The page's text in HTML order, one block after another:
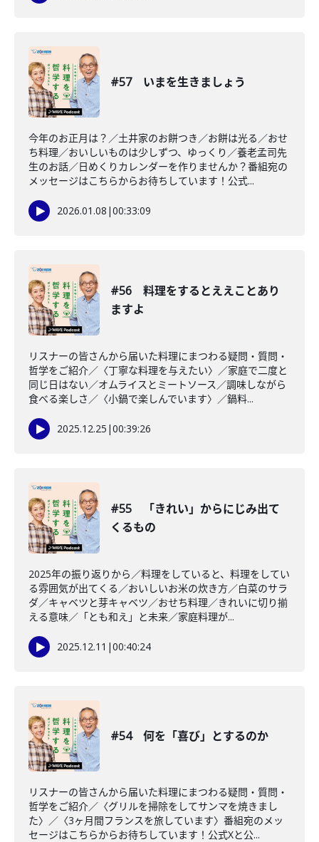
#57 いまを生きましょう
今年のお正月は？／土井家のお餅つき／お餅は光る／おせ
ち料理／おいしいものは少しずつ、ゆっくり／養老孟司先
生のお話／日めくりカレンダーを作りませんか？番組宛の
メッセージはこちらからお待ちしています！公式...
2026.01.08 |00:33:09
#56 料理をするとええことあり
ますよ
リスナーの皆さんから届いた料理にまつわる疑問・質問・
哲学をご紹介／〈丁寧な料理を与えたい〉／家庭で二度と
同じ日はない／オムライスとミートソース／調味しながら
食べる楽しさ／〈小鍋で楽しんでいます〉／鍋料...
2025.12.25 |00:39:26
#55 「きれい」からにじみ出て
くるもの
2025年の振り返りから／料理をしていると、料理をしてい
る雰囲気が出てくる／おいしいお米の炊き方／白菜のサラ
ダ／キャベツと芽キャベツ／おせち料理／きれいに切り揃
える意味／「とも和え」と未来／家庭料理が...
2025.12.11 |00:40:24
#54 何を「喜び」とするのか
リスナーの皆さんから届いた料理にまつわる疑問・質問・
哲学をご紹介／〈グリルを掃除をしてサンマを焼きまし
た〉／〈3ヶ月間フランスを旅しています〉番組宛のメッ
セージはこちらからお待ちしています！公式Xと公...